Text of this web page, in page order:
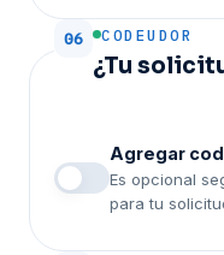
06 CODEUDOR
¿Tu
Agregar
Es opcional
para tu